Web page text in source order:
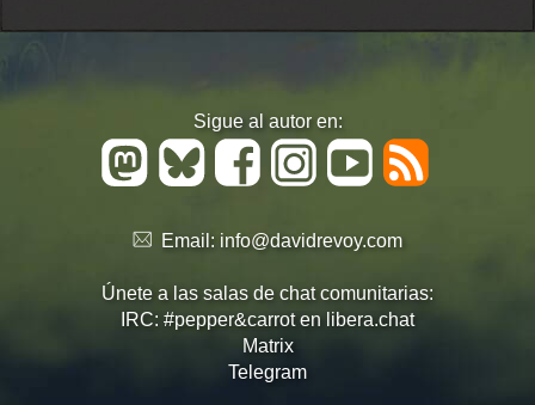
Sigue al autor en:
Email: info@davidrevoy.com
Únete a las salas de chat comunitarias:
IRC: #pepper&carrot en libera.chat
Matrix
Telegram